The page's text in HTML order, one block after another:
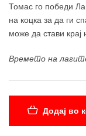
Томас го победи
на коцка за да ги
може да стави крај
Времето на
Додај во